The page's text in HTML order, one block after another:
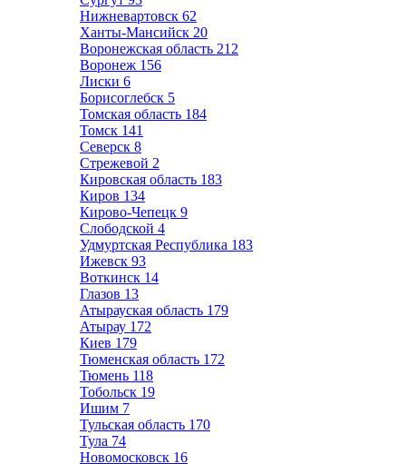
Нижневартовск 62
Ханты-Мансийск 20
Воронежская область 212
Воронеж 156
Лиски 6
Борисоглебск 5
Томская область 184
Томск 141
Северск 8
Стрежевой 2
Кировская область 183
Киров 134
Кирово-Чепецк 9
Слободской 4
Удмуртская Республика 183
Ижевск 93
Воткинск 14
Глазов 13
Атырауская область 179
Атырау 172
Киев 179
Тюменская область 172
Тюмень 118
Тобольск 19
Ишим 7
Тульская область 170
Тула 74
Новомосковск 16